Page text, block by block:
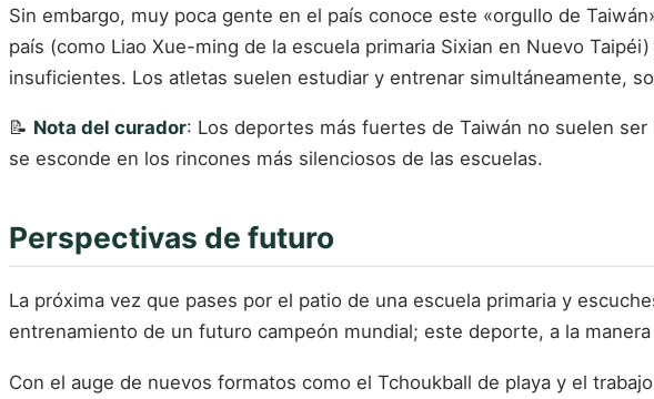
Sin embargo, muy poca gente en el país conoce este «orgullo de
país (como Liao Xue-ming de la escuela primaria Sixian en Nuevo
insuficientes. Los atletas suelen estudiar y entrenar simultáneamente,
📝 Nota del curador: Los deportes más fuertes de Taiwán no suelen
se esconde en los rincones más silenciosos de las escuelas.
Perspectivas de futuro
La próxima vez que pases por el patio de una escuela primaria y
entrenamiento de un futuro campeón mundial; este deporte, a la
Con el auge de nuevos formatos como el Tchoukball de playa y el